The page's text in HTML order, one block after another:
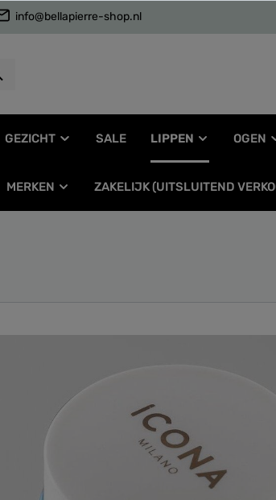
info@bellapierre-shop.nl
GEZICHT SALE LIPPEN OGEN
MERKEN ZAKELIJK (UITSLUITEND